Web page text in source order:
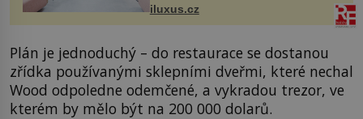
budov Media...
iluxus.cz
Plán je jednoduchý – do restaurace se dostanou
zřídka používanými sklepními dveřmi, které nechal
Wood odpoledne odemčené, a vykradou trezor, ve
kterém by mělo být na 200 000 dolarů.